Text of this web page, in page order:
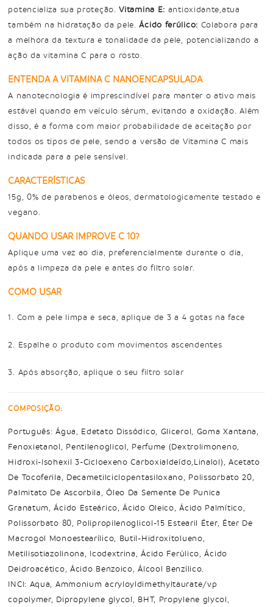
potencializa sua proteção.Vitamina E: antioxidante,atua
também na hidratação da pele.Ácido ferúlico: Colabora para
a melhora da textura e tonalidade da pele, potencializando a
ação da vitamina C para o rosto.
ENTENDA A VITAMINA C NANOENCAPSULADA
A nanotecnologia é imprescindível para manter o ativo mais
estável quando em veículo sérum, evitando a oxidação. Além
disso, é a forma com maior probabilidade de aceitação por
todos os tipos de pele, sendo a versão de Vitamina C mais
indicada para a pele sensível.
CARACTERÍSTICAS
15g, 0% de parabenos e óleos, dermatologicamente testado e
vegano.
QUANDO USAR IMPROVE C 10?
Aplique uma vez ao dia, preferencialmente durante o dia,
após a limpeza da pele e antes do filtro solar.
COMO USAR
1. Com a pele limpa e seca, aplique de 3 a 4 gotas na face
2. Espalhe o produto com movimentos ascendentes
3. Após absorção, aplique o seu filtro solar
COMPOSIÇÃO:
Português: Água, Edetato Dissódico, Glicerol, Goma Xantana,
Fenoxietanol, Pentilenoglicol, Perfume (Dextrolimoneno,
Hidroxi-Isohexil 3-Cicloexeno Carboxialdeído,Linalol), Acetato
De Tocoferila, Decametilciclopentasiloxano, Polissorbato 20,
Palmitato De Ascorbila, Óleo Da Semente De Punica
Granatum, Ácido Esteárico, Ácido Oleico, Ácido Palmítico,
Polissorbato 80, Polipropilenoglicol-15 Estearil Éter, Éter De
Macrogol Monoestearílico, Butil-Hidroxitolueno,
Metilisotiazolinona, Icodextrina, Ácido Ferúlico, Ácido
Deidroacético, Ácido Benzoico, Álcool Benzílico.
INCI: Aqua, Ammonium acryloyldimethyltaurate/vp
copolymer, Dipropylene glycol, BHT, Propylene glycol,